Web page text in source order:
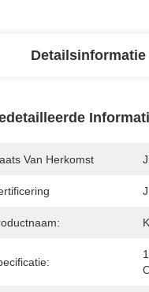
Detailsinformatie
Van Herkomst